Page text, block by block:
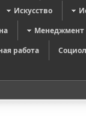
Искусство
Менеджмент
работа